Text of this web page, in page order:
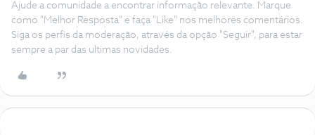
Ajude a comunidade a encontrar informação relevante. Marque
como "Melhor Resposta" e faça "Like" nos melhores comentários.
Siga os perfis da moderação, através da opção "Seguir", para estar
sempre a par das ultimas novidades.